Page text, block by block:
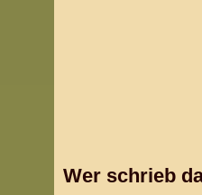
Wer schrieb